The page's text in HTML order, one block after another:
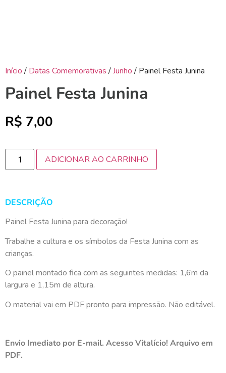
Início / Datas Comemorativas /Junho / Painel Festa Junina
Painel Festa Junina
R$ 7,00
ADICIONAR AO CARRINHO
DESCRIÇÃO
Painel Festa Junina para decoração!
Trabalhe a cultura e os símbolos da Festa Junina com as
crianças.
O painel montado fica com as seguintes medidas: 1,6m da
largura e 1,15m de altura.
O material vai em PDF pronto para impressão. Não editável.
Envio Imediato por E-mail. Acesso Vitalício! Arquivo em
PDF.